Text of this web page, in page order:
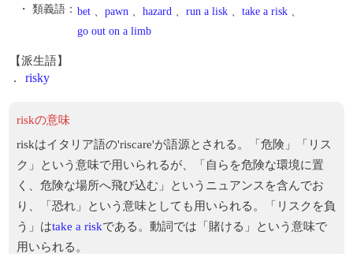
・ 類義語： bet 、 pawn 、 hazard 、 run a lisk 、 take a risk 、
go out on a limb
【派生語】
. risky
riskの意味
riskはイタリア語の'riscare'が語源とされる。「危険」「リス
ク」という意味で用いられるが、「自らを危険な環境に置
く、危険な場所へ飛び込む」というニュアンスを含んでお
り、「恐れ」という意味としても用いられる。「リスクを負
う」はtake a riskである。動詞では「賭ける」という意味で
用いられる。